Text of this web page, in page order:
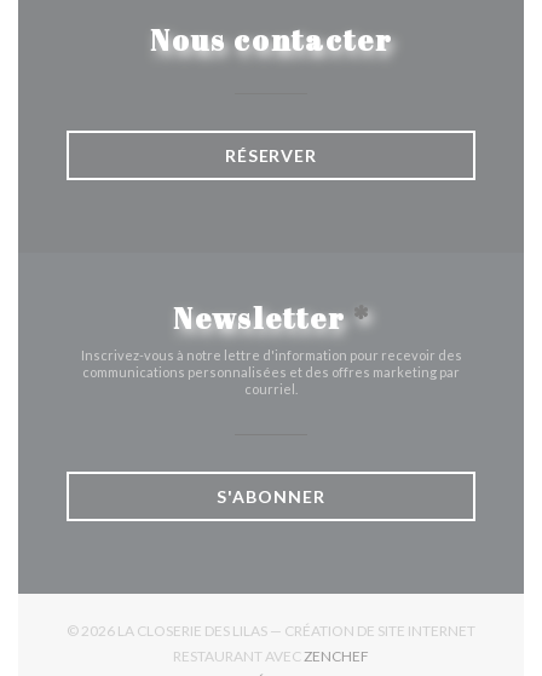
Nous contacter
RÉSERVER
Newsletter*
Inscrivez-vous à notre lettre d'information pour recevoir des
communications personnalisées et des offres marketing par
courriel.
S'ABONNER
© 2026 LA CLOSERIE DES LILAS — CRÉATION DE SITE INTERNET
RESTAURANT AVEC ZENCHEF